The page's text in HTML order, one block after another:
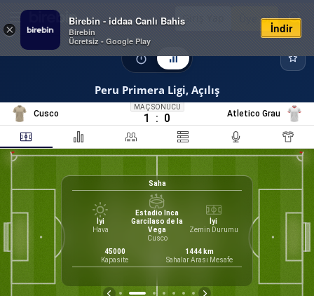
×
Birebin - iddaa Canlı Bahis
Birebin
Ücretsiz - Google Play
İndir
Giriş Yap Üye Ol
Peru Primera Ligi, Açılış
Cusco
MAÇ SONUCU
1 : 0 Atletico Grau
Saha
İyi
Hava
Estadio Inca
Garcilaso de la
Vega
Cusco
İyi
Zemin Durumu
45000
Kapasite
1444 km
Sahalar Arası Mesafe
M G